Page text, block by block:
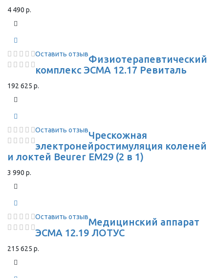
4 490 р.
Оставить отзывФизиотерапевтический
комплекс ЭСМА 12.17 Ревиталь
192 625 р.
Оставить отзывЧрескожная
электронейростимуляция коленей
и локтей Beurer EM29 (2 в 1)
3 990 р.
Оставить отзывМедицинский аппарат
ЭСМА 12.19 ЛОТУС
215 625 р.